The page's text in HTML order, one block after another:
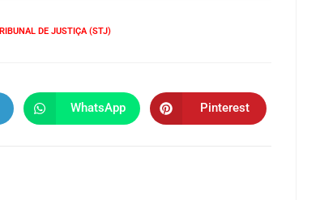
DE JUSTIÇA (STJ)
WhatsApp Pinterest